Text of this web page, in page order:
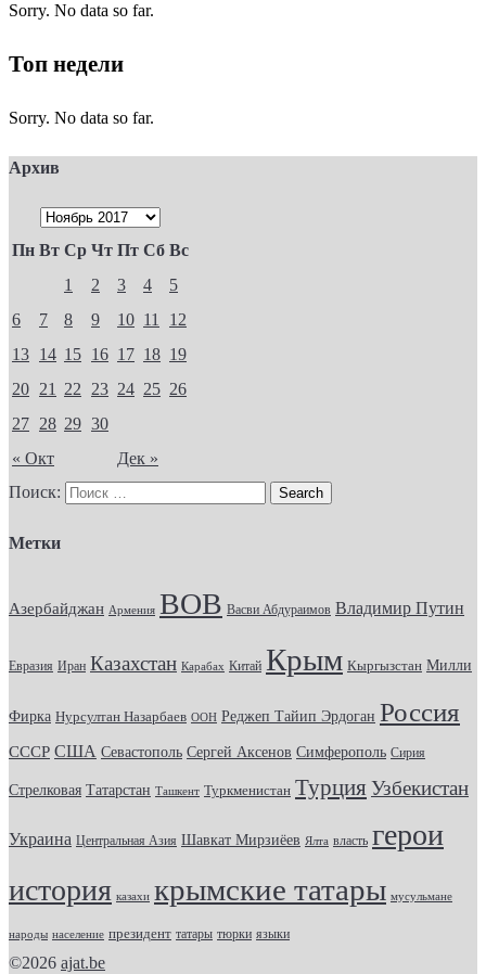
Sorry. No data so far.
Топ недели
Sorry. No data so far.
Архив
Пн Вт Ср Чт Пт Сб Вс
« Окт Дек »
1 2 3 4
5
6
7 8 9 10 11
12
13 14 15 16 17 18 19
20 21 22 23 24 25 26
27 28 29 30
Поиск:
Метки
Азербайджан Армения ВОВ Васви Абдураимов Владимир Путин
Евразия Иран Казахстан Карабах Китай Крым Кыргызстан Милли
Фирка Нурсултан Назарбаев ООН Реджеп Тайип Эрдоган Россия
СССР США Севастополь Сергей Аксенов Симферополь Сирия
Стрелковая Татарстан Ташкент Туркменистан Турция Узбекистан
Украина Центральная Азия Шавкат Мирзиёев Ялта власть герои
история казахи крымские татары мусульмане
народы население президент татары тюрки языки
©2026 ajat.be